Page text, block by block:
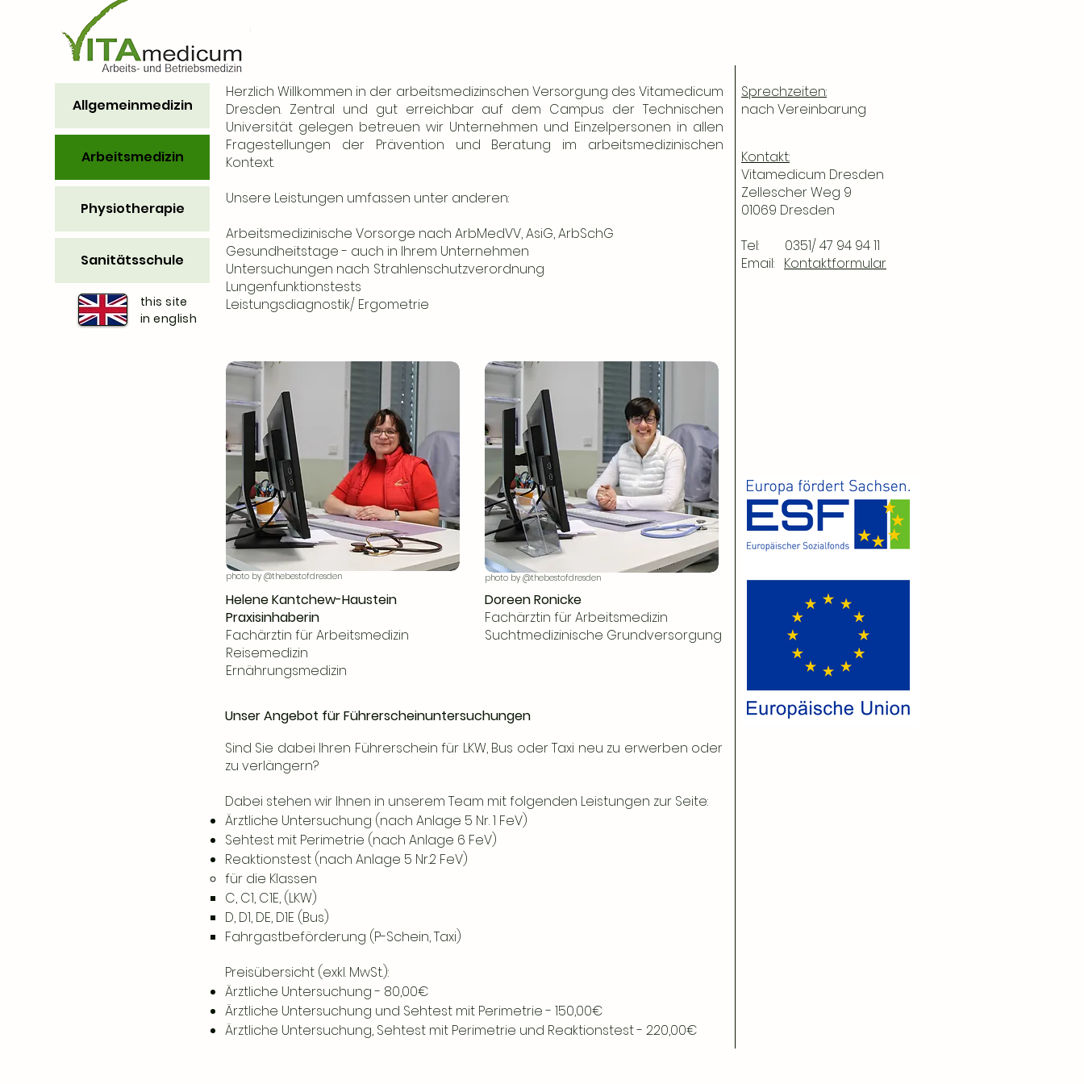
Allgemeinmedizin
Arbeitsmedizin
Physiotherapie
Sanitätsschule
Herzlich Willkommen in der arbeitsmedizinschen Versorgung des Vitamedicum
Dresden. Zentral und gut erreichbar auf dem Campus der Technischen
Universität gelegen betreuen wir Unternehmen und Einzelpersonen in allen
Fragestellungen der Prävention und Beratung im arbeitsmedizinischen
Kontext.
Unsere Leistungen umfassen unter anderen:
Arbeitsmedizinische Vorsorge nach ArbMedVV, AsiG, ArbSchG
Gesundheitstage - auch in Ihrem Unternehmen
Untersuchungen nach Strahlenschutzverordnung
Lungenfunktionstests
Leistungsdiagnostik/ Ergometrie
this site
in english
photo by @thebestofdresden photo by @thebestofdresden
Kontakt:
Vitamedicum Dresden
Zellescher Weg 9
01069 Dresden
Tel: 0351/ 47 94 94 11
Email: Kontaktformular
Helene Kantchew-Haustein
Praxisinhaberin
Fachärztin für Arbeitsmedizin
Reisemedizin
Ernährungsmedizin
Doreen Ronicke
Fachärztin für Arbeitsmedizin
Suchtmedizinische Grundversorgung
Sprechzeiten:
nach Vereinbarung
Unser Angebot für Führerscheinuntersuchungen
Sind Sie dabei Ihren Führerschein für LKW, Bus oder Taxi neu zu erwerben oder
zu verlängern?
Dabei stehen wir Ihnen in unserem Team mit folgenden Leistungen zur Seite:
Ärztliche Untersuchung (nach Anlage 5 Nr. 1 FeV)
Sehtest mit Perimetrie (nach Anlage 6 FeV)
Reaktionstest (nach Anlage 5 Nr.2 FeV)
für die Klassen
C, C1, C1E, (LKW)
D, D1, DE, D1E (Bus)
Fahrgastbeförderung (P-Schein, Taxi)
Preisübersicht (exkl. MwSt.):
Ärztliche Untersuchung - 80,00€
Ärztliche Untersuchung und Sehtest mit Perimetrie - 150,00€
Ärztliche Untersuchung, Sehtest mit Perimetrie und Reaktionstest - 220,00€